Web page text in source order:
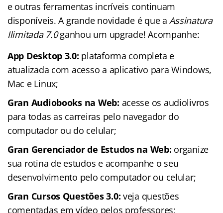
e outras ferramentas incríveis continuam
disponíveis. A grande novidade é que aAssinatura
Ilimitada 7.0ganhou um upgrade! Acompanhe:
App Desktop 3.0: plataforma completa e
atualizada com acesso a aplicativo para Windows,
Mac e Linux;
Gran Audiobooks na Web: acesse os audiolivros
para todas as carreiras pelo navegador do
computador ou do celular;
Gran Gerenciador de Estudos na Web: organize
sua rotina de estudos e acompanhe o seu
desenvolvimento pelo computador ou celular;
Gran Cursos Questões 3.0: veja questões
comentadas em vídeo pelos professores;